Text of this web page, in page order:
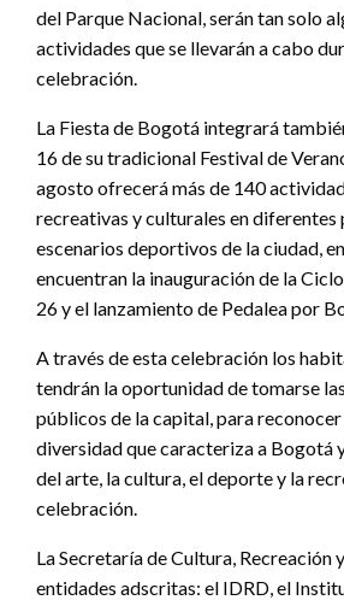
del Parque Nacional, serán tan solo
actividades que se llevarán a cabo
celebración.
La Fiesta de Bogotá integrará
16 de su tradicional Festival de
agosto ofrecerá más de 140
recreativas y culturales en diferentes
escenarios deportivos de la ciudad,
encuentran la inauguración de la
26 y el lanzamiento de Pedalea por
A través de esta celebración los
tendrán la oportunidad de tomarse
públicos de la capital, para
diversidad que caracteriza a Bogotá
del arte, la cultura, el deporte y la
celebración.
La Secretaría de Cultura, Recreación
entidades adscritas: el IDRD, el